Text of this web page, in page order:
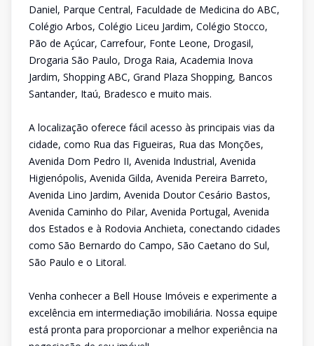
Daniel, Parque Central, Faculdade de Medicina do ABC,
Colégio Arbos, Colégio Liceu Jardim, Colégio Stocco,
Pão de Açúcar, Carrefour, Fonte Leone, Drogasil,
Drogaria São Paulo, Droga Raia, Academia Inova
Jardim, Shopping ABC, Grand Plaza Shopping, Bancos
Santander, Itaú, Bradesco e muito mais.
A localização oferece fácil acesso às principais vias da
cidade, como Rua das Figueiras, Rua das Monções,
Avenida Dom Pedro II, Avenida Industrial, Avenida
Higienópolis, Avenida Gilda, Avenida Pereira Barreto,
Avenida Lino Jardim, Avenida Doutor Cesário Bastos,
Avenida Caminho do Pilar, Avenida Portugal, Avenida
dos Estados e à Rodovia Anchieta, conectando cidades
como São Bernardo do Campo, São Caetano do Sul,
São Paulo e o Litoral.
Venha conhecer a Bell House Imóveis e experimente a
excelência em intermediação imobiliária. Nossa equipe
está pronta para proporcionar a melhor experiência na